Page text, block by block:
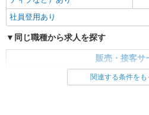
社員登用あり
同じ職種から求人を探す
販売・接客サ
関連する条件をも